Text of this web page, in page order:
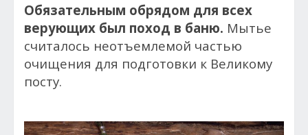
Обязательным обрядом для всех
верующих был поход в баню. Мытье
считалось неотъемлемой частью
очищения для подготовки к Великому
посту.